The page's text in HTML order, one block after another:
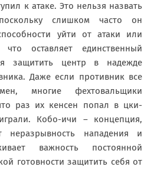
к атаке. Это нельзя назвать
слишком часто он
уйти от атаки или
что оставляет единственный
защитить центр в надежде
Даже если противник все
многие фехтовальщики
раз их кенсен попал в цки-
Кобо-ичи – концепция,
неразрывность нападения и
важность постоянной
готовности защитить себя от